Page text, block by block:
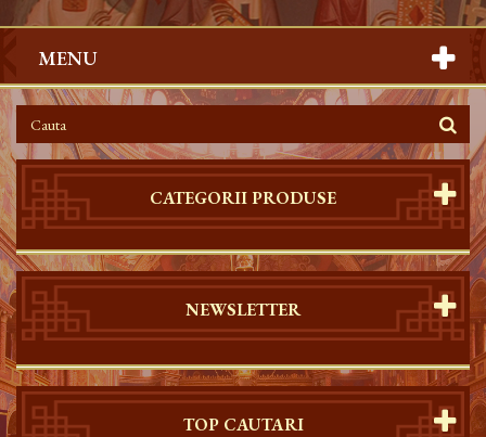
MENU
CATEGORII PRODUSE
NEWSLETTER
TOP CAUTARI